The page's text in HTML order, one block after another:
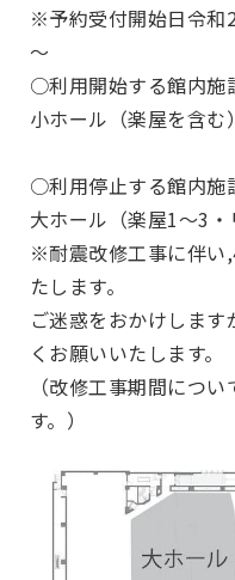
※予約受付開始日令和
～
○利用開始する館内施
小ホール（楽屋を含
○利用停止する館内施
大ホール（楽屋1～3・
※耐震改修工事に伴い
たします。
ご迷惑をおかけしま
くお願いいたします。
（改修工事期間につ
す。）